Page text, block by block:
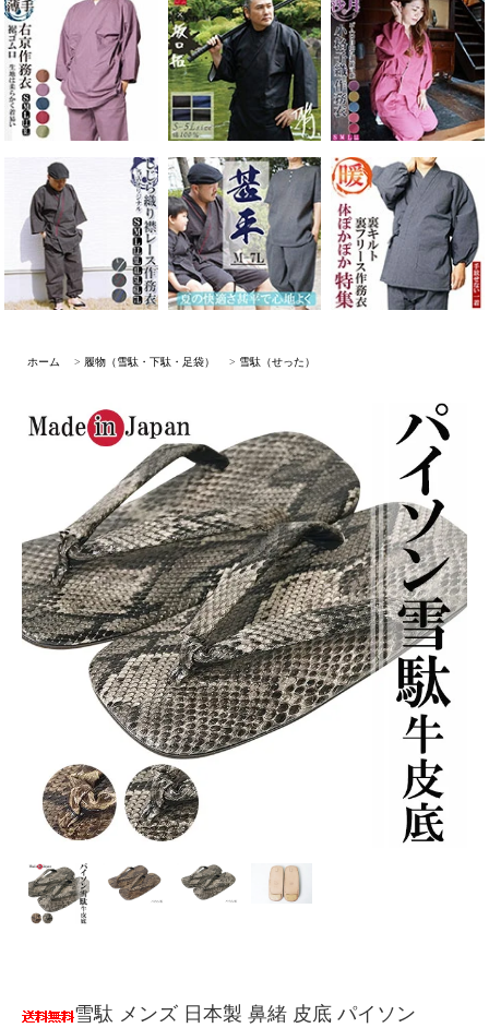
ホーム > 履物（雪駄・下駄・足袋） > 雪駄（せった）
雪駄 メンズ 日本製 鼻緒 皮底 パイソン